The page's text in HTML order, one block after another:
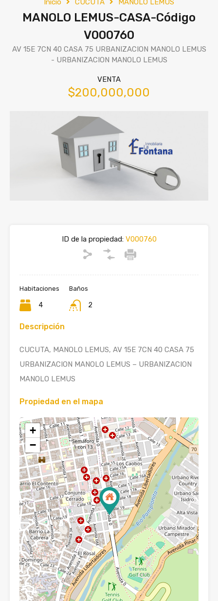
Inicio CUCUTA MANOLO LEMUS
MANOLO LEMUS-CASA-Código
V000760
AV 15E 7CN 40 CASA 75 URBANIZACION MANOLO LEMUS
- URBANIZACION MANOLO LEMUS
VENTA
$200,000,000
ID de la propiedad:V000760
Habitaciones
4
Baños
2
Descripción
CUCUTA, MANOLO LEMUS, AV 15E 7CN 40 CASA 75
URBANIZACION MANOLO LEMUS – URBANIZACION
MANOLO LEMUS
Propiedad en el mapa
+
−